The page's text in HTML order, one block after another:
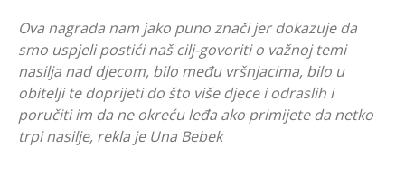
Ova nagrada nam jako puno znači jer dokazuje da
smo uspjeli postići naš cilj-govoriti o važnoj temi
nasilja nad djecom, bilo među vršnjacima, bilo u
obitelji te doprijeti do što više djece i odraslih i
poručiti im da ne okreću leđa ako primijete da netko
trpi nasilje, rekla je Una Bebek